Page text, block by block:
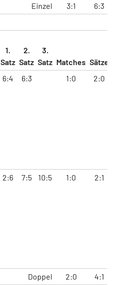
Einzel 3:1 6:3
1.
Satz
2.
Satz
3.
Satz Matches Sätze
6:4 6:3 1:0 2:0
2:6 7:5 10:5 1:0 2:1
Doppel 2:0 4:1